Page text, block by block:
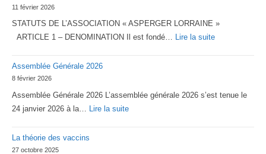
11 février 2026
STATUTS DE L’ASSOCIATION « ASPERGER LORRAINE »
ARTICLE 1 – DENOMINATION Il est fondé… Lire la suite:
Lorraine
Assemblée Générale 2026
8 février 2026
Assemblée Générale 2026 L’assemblée générale 2026 s’est tenue le
24 janvier 2026 à la…
Lire la suite:
La théorie des vaccins
27 octobre 2025